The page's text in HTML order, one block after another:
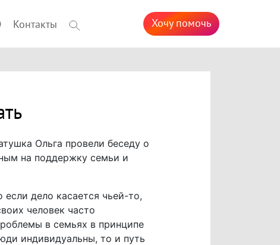
Контакты Хочу помочь
Ольга провели беседу о
на поддержку семьи и
дело касается чьей-то,
человек часто
в семьях в принципе
индивидуальны, то и путь